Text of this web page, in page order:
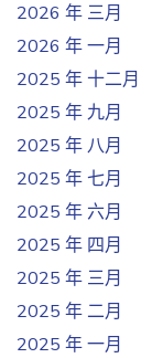
2026 年 三月
2026 年 一月
2025 年 十二月
2025 年 九月
2025 年 八月
2025 年 七月
2025 年 六月
2025 年 四月
2025 年 三月
2025 年 二月
2025 年 一月